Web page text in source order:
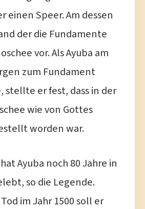
einen Speer. Am dessen
der die Fundamente
vor. Als Ayuba am
zum Fundament
stellte er fest, dass in der
wie von Gottes
worden war.
Ayuba noch 80 Jahre in
so die Legende.
im Jahr 1500 soll er